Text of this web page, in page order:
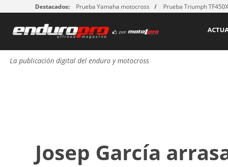
Destacados: Prueba Yamaha motocross Prueba Triumph TF450X
La publicación digital del enduro y motocross
Josep García